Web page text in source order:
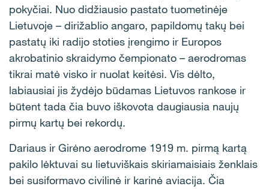
pokyčiai. Nuo didžiausio pastato tuometinėje
Lietuvoje – dirižablio angaro, papildomų takų bei
pastatų iki radijo stoties įrengimo ir Europos
akrobatinio skraidymo čempionato – aerodromas
tikrai matė visko ir nuolat keitėsi. Vis dėlto,
labiausiai jis žydėjo būdamas Lietuvos rankose ir
būtent tada čia buvo iškovota daugiausia naujų
pirmų kartų bei rekordų.
Dariaus ir Girėno aerodrome 1919 m. pirmą kartą
pakilo lėktuvai su lietuviškais skiriamaisiais ženklais
bei susiformavo civilinė ir karinė aviacija. Čia